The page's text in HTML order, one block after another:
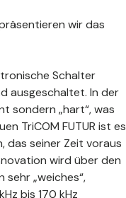
wir das
Schalter
ausgeschaltet. In der
sondern „hart“, was
TriCOM FUTUR ist es
das seiner Zeit voraus
wird über den
„weiches“,
bis 170 kHz